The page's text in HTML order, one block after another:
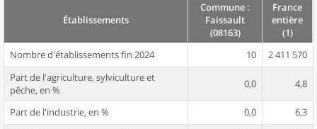
Établissements
Commune :
Faissault
(08163)
France
entière
(1)
Nombre d'établissements fin 2024
10
2 411 570
Part de l'agriculture, sylviculture et
pêche, en %
0,0 4,8
Part de l'industrie, en % 0,0
6,3